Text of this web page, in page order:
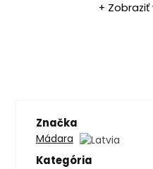
+ Zobraziť
Značka
Mádara
Kategória